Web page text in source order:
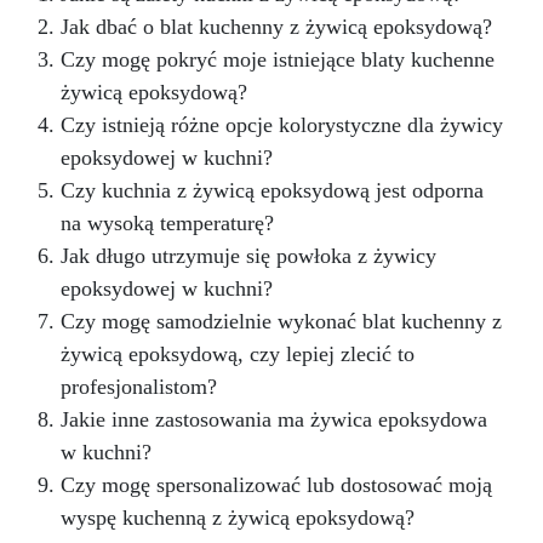
wyjątkowe rezultaty. Szczegółowe instrukcje
krok po kroku ułatwiają stworzenie blatu
kuchennego lub roboczego, który nie tylko
wiernie naśladuje naturalny granit, ale także
oferuje trwałą i łatwą do utrzymania
powierzchnię. Dzięki zestawowi efekt granitu
Azul Bahia, możesz przekształcić swoje
przestrzenie z elegancją i stylem, dodając
nieocenioną wartość swojemu domowi.
Jak dbać o blat kuchenny z żywicą epoksydową?
Czy mogę pokryć moje istniejące blaty kuchenne
żywicą epoksydową?
Czy istnieją różne opcje kolorystyczne dla żywicy
epoksydowej w kuchni?
Czy kuchnia z żywicą epoksydową jest odporna
na wysoką temperaturę?
Jak długo utrzymuje się powłoka z żywicy
epoksydowej w kuchni?
Czy mogę samodzielnie wykonać blat kuchenny z
żywicą epoksydową, czy lepiej zlecić to
profesjonalistom?
Jakie inne zastosowania ma żywica epoksydowa
w kuchni?
Czy mogę spersonalizować lub dostosować moją
wyspę kuchenną z żywicą epoksydową?